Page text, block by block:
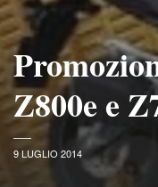
Z800e e
9 LUGLIO 2014